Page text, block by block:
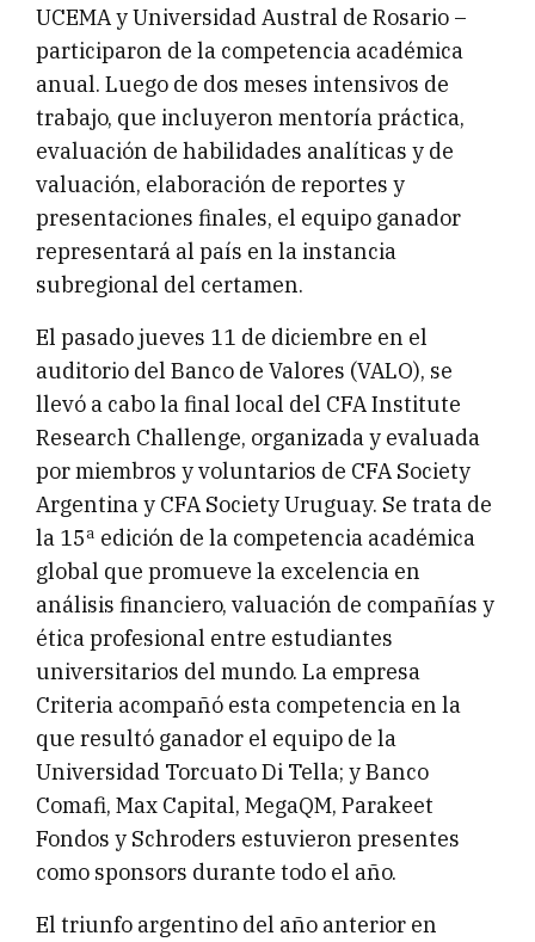
UCEMA y Universidad Austral de Rosario –
participaron de la competencia académica
anual. Luego de dos meses intensivos de
trabajo, que incluyeron mentoría práctica,
evaluación de habilidades analíticas y de
valuación, elaboración de reportes y
presentaciones finales, el equipo ganador
representará al país en la instancia
subregional del certamen.
El pasado jueves 11 de diciembre en el
auditorio del Banco de Valores (VALO), se
llevó a cabo la final local del CFA Institute
Research Challenge, organizada y evaluada
por miembros y voluntarios de CFA Society
Argentina y CFA Society Uruguay. Se trata de
la 15ª edición de la competencia académica
global que promueve la excelencia en
análisis financiero, valuación de compañías y
ética profesional entre estudiantes
universitarios del mundo. La empresa
Criteria acompañó esta competencia en la
que resultó ganador el equipo de la
Universidad Torcuato Di Tella; y Banco
Comafi, Max Capital, MegaQM, Parakeet
Fondos y Schroders estuvieron presentes
como sponsors durante todo el año.
El triunfo argentino del año anterior en